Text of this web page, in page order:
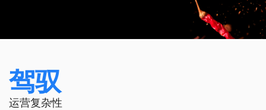
驾驭
运营复杂性